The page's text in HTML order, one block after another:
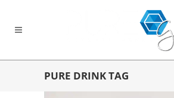
PURE DRINK TAG